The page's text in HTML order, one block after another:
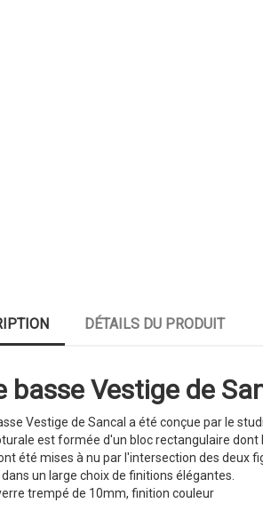
DÉTAILS DU PRODUIT
basse Vestige de
Vestige de Sancal a été conçue par le
est formée d'un bloc rectangulaire
été mises à nu par l'intersection des deux
un large choix de finitions élégantes.
trempé de 10mm, finition couleur